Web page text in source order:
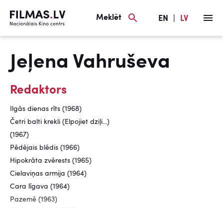
Meklēt EN LV
Jeļena Vahruševa
Redaktors
Ilgās dienas rīts (1968)
Četri balti krekli (Elpojiet dziļi...)
(1967)
Pēdējais blēdis (1966)
Hipokrāta zvērests (1965)
Cielaviņas armija (1964)
Cara līgava (1964)
Pazemē (1963)